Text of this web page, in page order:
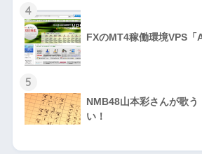
4
FXのMT4稼働環境VPS「
5
NMB48山本彩さんが歌う
い！